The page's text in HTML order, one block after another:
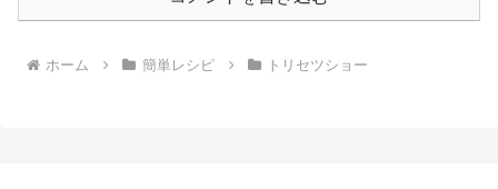
ホーム 簡単レシピ トリセツショー